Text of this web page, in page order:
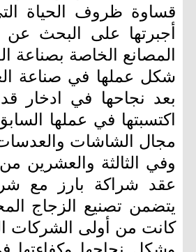
قساوة ظروف الحياة
أجبرتها على البحث
المصانع الخاصة بصناعة
شكل عملها في صناعة
بعد نجاحها في ادخار
اكتسبتها في عملها
مجال الشاشات
وفي الثالثة
عقد شراكة بارز مع
يتضمن تصنيع الزجاج
كانت من أولى الشركات